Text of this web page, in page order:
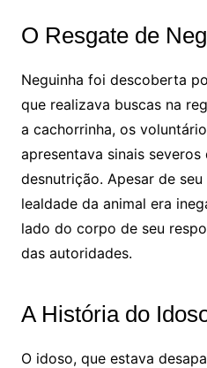
O Resgate de
Neguinha foi descoberta
que realizava buscas na
a cachorrinha, os
apresentava sinais
desnutrição. Apesar de
lealdade da animal era
lado do corpo de seu
das autoridades.
A História do
O idoso, que estava